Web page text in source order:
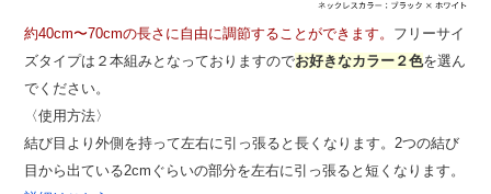
約40cm〜70cmの長さに自由に調節することができます。 フリーサイ
ズタイプは２本組みとなっておりますのでお好きなカラー２色を選ん
でください。
〈使用方法〉
結び目より外側を持って左右に引っ張ると長くなります。2つの結び
目から出ている2cmぐらいの部分を左右に引っ張ると短くなります。